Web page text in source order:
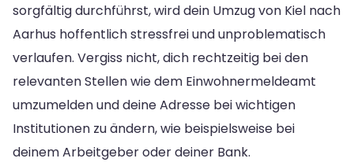
sorgfältig durchführst, wird dein Umzug von Kiel nach
Aarhus hoffentlich stressfrei und unproblematisch
verlaufen. Vergiss nicht, dich rechtzeitig bei den
relevanten Stellen wie dem Einwohnermeldeamt
umzumelden und deine Adresse bei wichtigen
Institutionen zu ändern, wie beispielsweise bei
deinem Arbeitgeber oder deiner Bank.